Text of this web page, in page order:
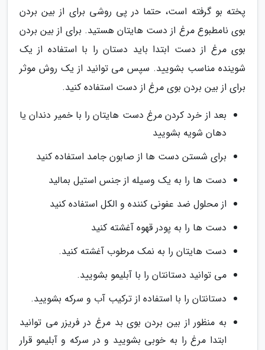
پخته بو گرفته است، حتما در پی روشی برای از بین بردن
بوی نامطبوع مرغ از دست هایتان هستید. برای از بین بردن
بوی مرغ از دست ابتدا باید دستان را با استفاده از یک
شوینده مناسب بشویید. سپس می توانید از یک روش موثر
برای از بین بردن بوی مرغ از دست استفاده کنید.
بعد از خرد کردن مرغ دست هایتان را با خمیر دندان یا
دهان شویه بشویید
برای شستن دست ها از صابون جامد استفاده کنید
دست ها را به یک وسیله از جنس استیل بمالید
از محلول ضد عفونی کننده و الکل استفاده کنید
دست ها را به پودر قهوه آغشته کنید
دست هایتان را به نمک مرطوب آغشته کنید.
می توانید دستانتان را با آبلیمو بشویید.
دستانتان را با استفاده از ترکیب آب و سرکه بشویید.
به منظور از بین بردن بوی بد مرغ در فریزر می توانید
ابتدا مرغ را به خوبی بشویید و در سرکه و آبلیمو قرار